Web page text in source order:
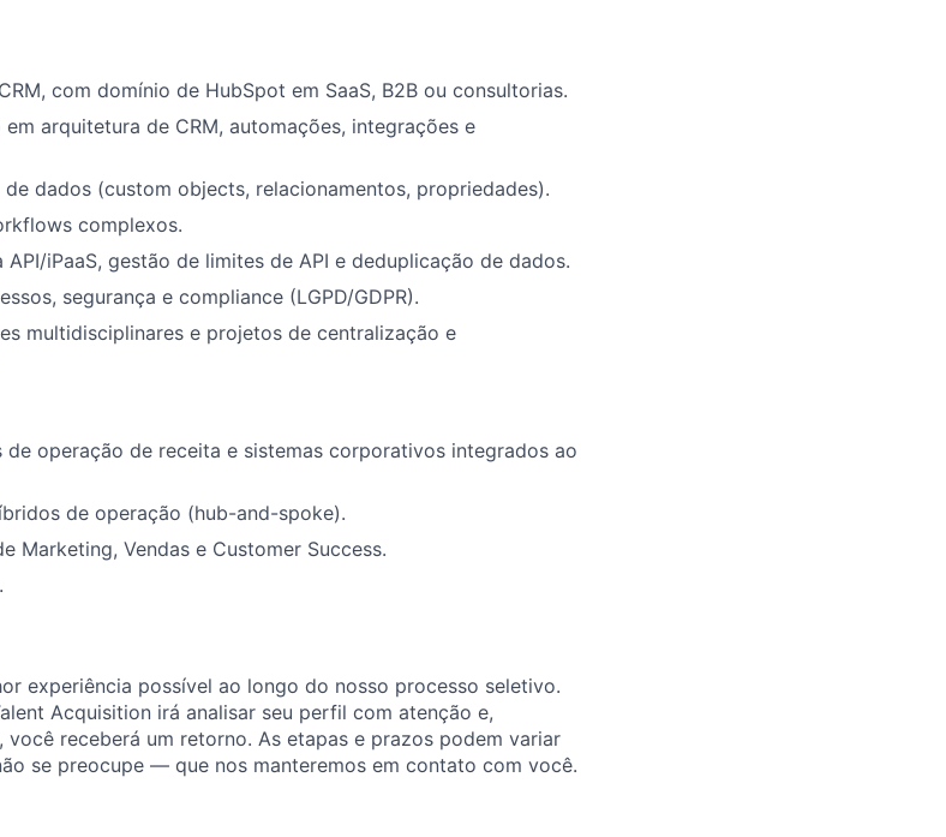
com domínio de HubSpot em SaaS, B2B ou consultorias.
arquitetura de CRM, automações, integrações e
dados (custom objects, relacionamentos, propriedades).
complexos.
iPaaS, gestão de limites de API e deduplicação de dados.
segurança e compliance (LGPD/GDPR).
multidisciplinares e projetos de centralização e
de operação de receita e sistemas corporativos integrados ao
de operação (hub-and-spoke).
Marketing, Vendas e Customer Success.
experiência possível ao longo do nosso processo seletivo.
Acquisition irá analisar seu perfil com atenção e,
receberá um retorno. As etapas e prazos podem variar
se preocupe — que nos manteremos em contato com você.